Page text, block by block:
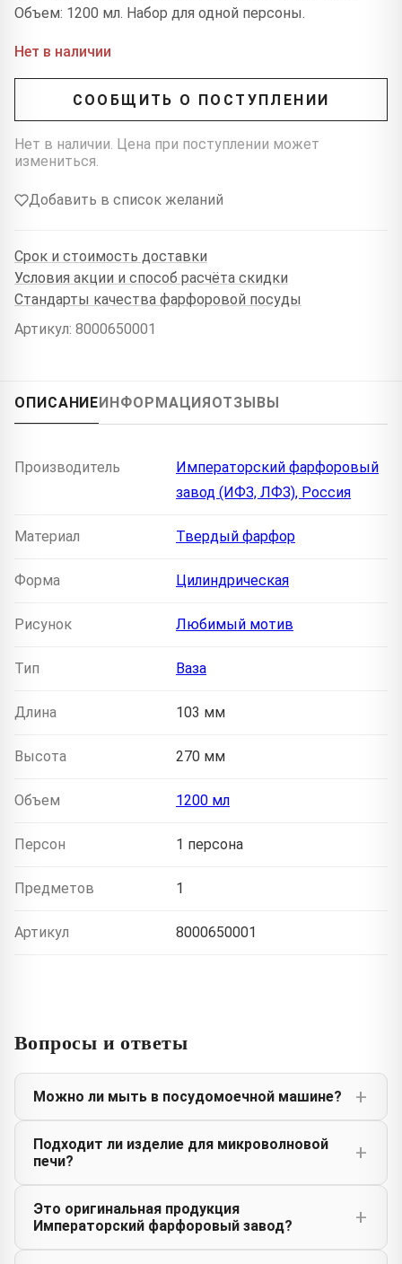
Объем: 1200 мл. Набор для одной персоны.
Нет в наличии
СООБЩИТЬ О ПОСТУПЛЕНИИ
Нет в наличии. Цена при поступлении может
измениться.
Добавить в список желаний
Срок и стоимость доставки
Условия акции и способ расчёта скидки
Стандарты качества фарфоровой посуды
Артикул: 8000650001
ОПИСАНИЕИНФОРМАЦИЯОТЗЫВЫ
Производитель
Императорский фарфоровый
завод (ИФЗ, ЛФЗ), Россия
Материал Твердый фарфор
Форма Цилиндрическая
Рисунок Любимый мотив
Тип Ваза
Длина 103 мм
Высота 270 мм
Объем 1200 мл
Персон 1 персона
Предметов 1
Артикул 8000650001
Вопросы и ответы
Можно ли мыть в посудомоечной машине?
Подходит ли изделие для микроволновой
печи?
Это оригинальная продукция
Императорский фарфоровый завод?